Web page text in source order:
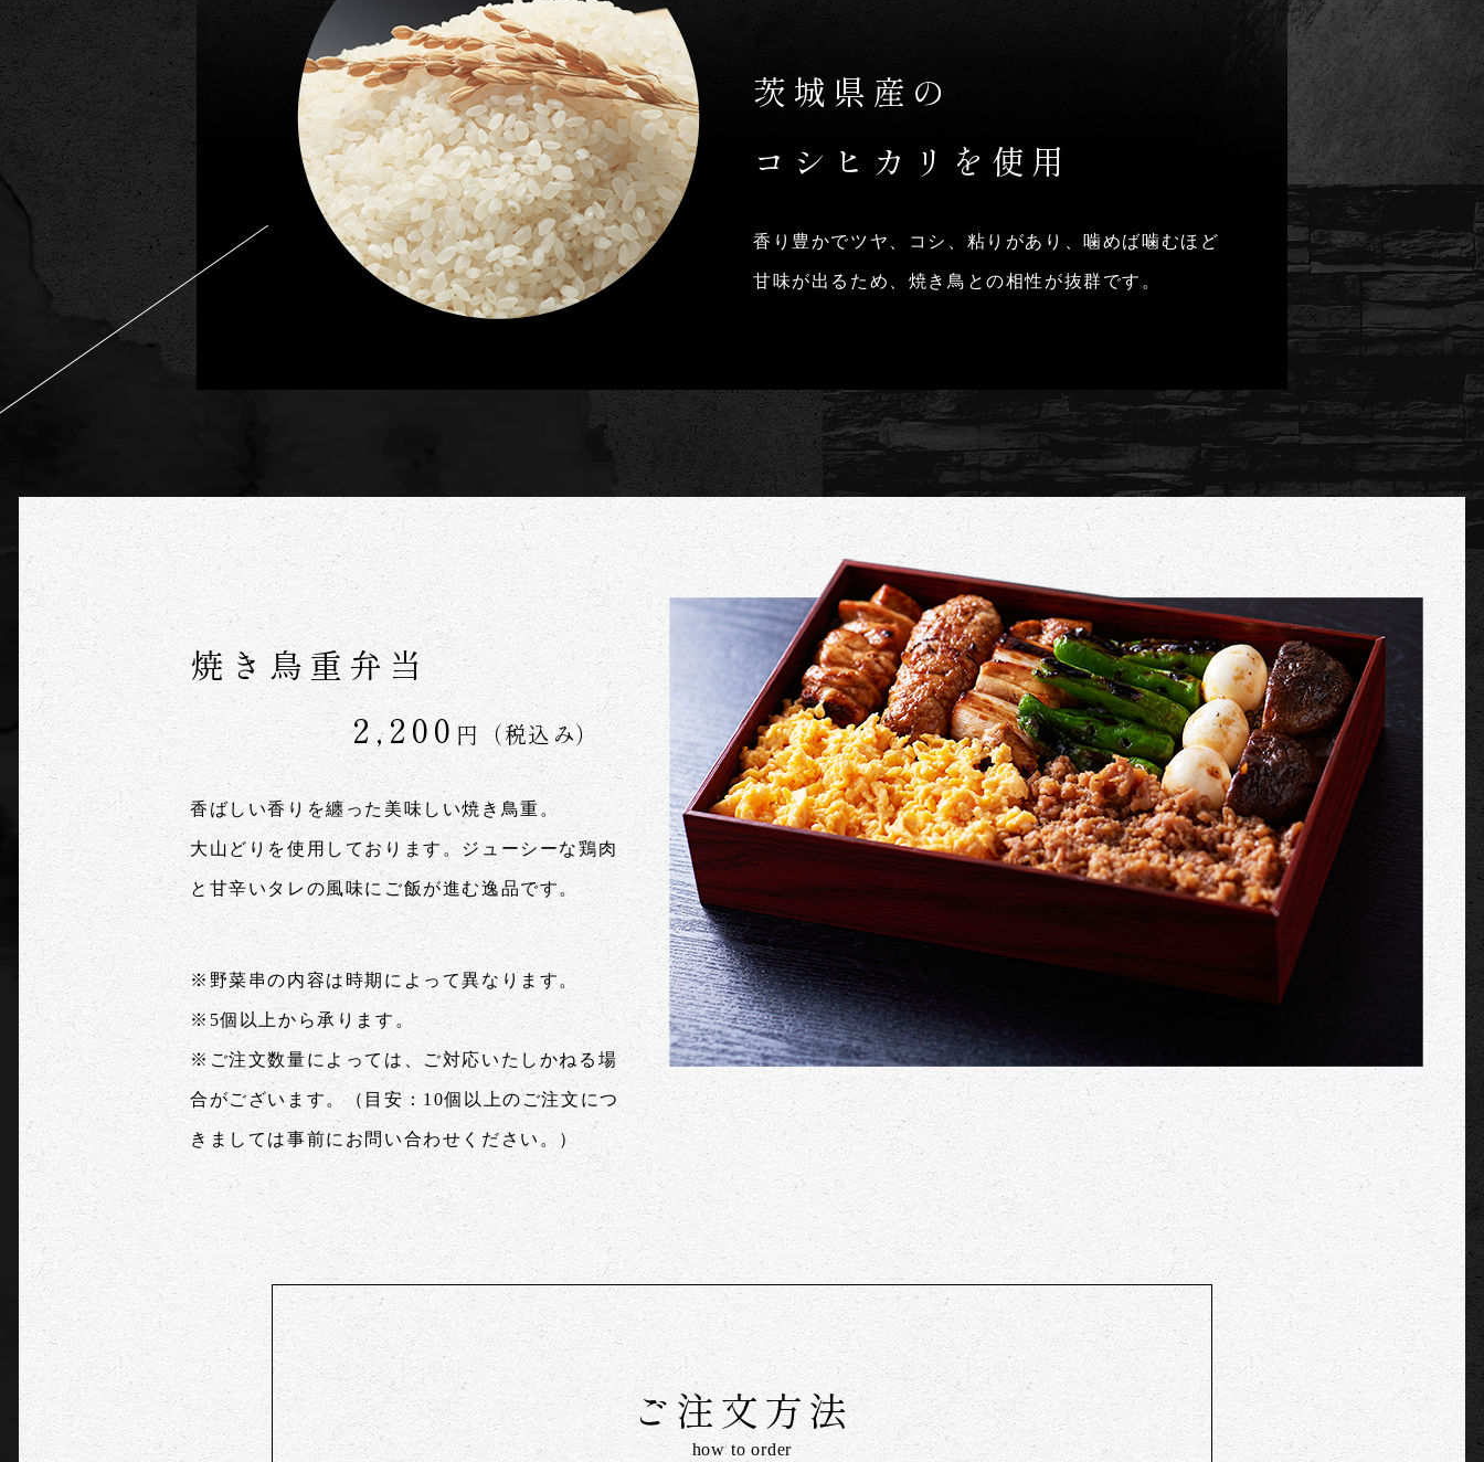
茨城県産の
コシヒカリを使用
香り豊かでツヤ、コシ、粘りがあり、噛めば噛むほど
甘味が出るため、焼き鳥との相性が抜群です。
焼き鳥重弁当
2,200円（税込み）
香ばしい香りを纏った美味しい焼き鳥重。
大山どりを使用しております。ジューシーな鶏肉
と甘辛いタレの風味にご飯が進む逸品です。
※野菜串の内容は時期によって異なります。
※5個以上から承ります。
※ご注文数量によっては、ご対応いたしかねる場
合がございます。（目安：10個以上のご注文につ
きましては事前にお問い合わせください。）
ご注文方法
how to order